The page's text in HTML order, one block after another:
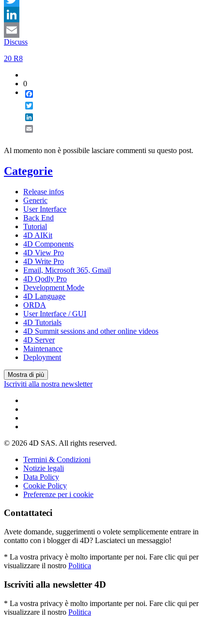
Twitter
LinkedIn
Email
Discuss
20 R8
0
Al momento non è possibile lasciare commenti su questo post.
Categorie
Release infos
Generic
User Interface
Back End
Tutorial
4D AIKit
4D Components
4D View Pro
4D Write Pro
Email, Microsoft 365, Gmail
4D Qodly Pro
Development Mode
4D Language
ORDA
User Interface / GUI
4D Tutorials
4D Summit sessions and other online videos
4D Server
Maintenance
Deployment
Mostra di più
Iscriviti alla nostra newsletter
© 2026 4D SAS. All rights reserved.
Termini & Condizioni
Notizie legali
Data Policy
Cookie Policy
Preferenze per i cookie
Contattateci
Avete domande, suggerimenti o volete semplicemente entrare in
contatto con i blogger di 4D? Lasciateci un messaggio!
* La vostra privacy è molto importante per noi. Fare clic qui per
visualizzare il nostro Politica
Iscriviti alla newsletter 4D
* La vostra privacy è molto importante per noi. Fare clic qui per
visualizzare il nostro Politica